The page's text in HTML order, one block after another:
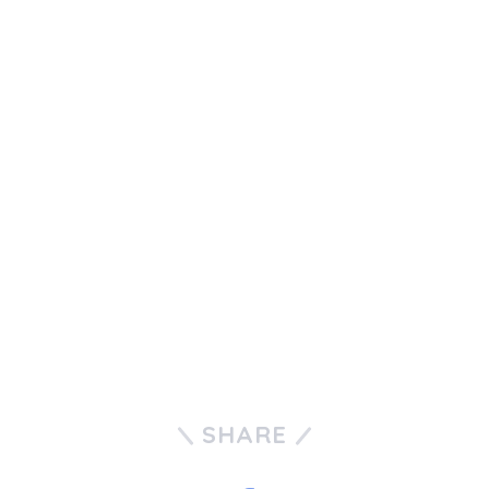
SHARE